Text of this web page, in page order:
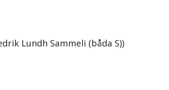
Lundh Sammeli (båda S))